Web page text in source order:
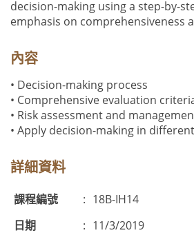
decision-making using a step-by-
emphasis on comprehensiveness
內容
• Decision-making process
• Comprehensive evaluation
• Risk assessment and
• Apply decision-making in
詳細資料
課程編號 : 18B-IH14
日期
: 11/3/2019